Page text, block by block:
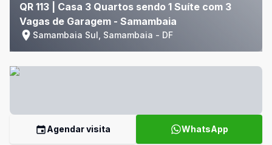
QR 113 | Casa 3 Quartos sendo 1 Suíte com 3
Vagas de Garagem - Samambaia
Samambaia Sul, Samambaia - DF
Agendar visita WhatsApp